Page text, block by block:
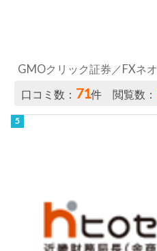
GMOクリック証券／FXネオ
口コミ数： 71件 閲覧数：